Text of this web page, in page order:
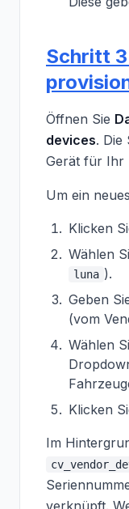
Schritt
Öffnen Sie
devices. Die
Gerät für Ihr
Um ein
Klicken
Wählen
luna ).
Geben
(vom
Wählen
Klicken
Im
verknüpft.